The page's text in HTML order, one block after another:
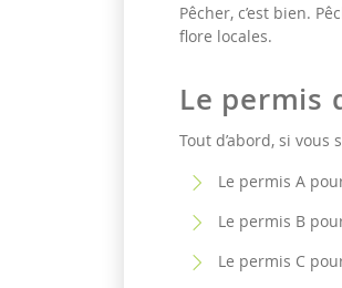
Pêcher, c’est bien.
flore locales.
Le permis
Tout d’abord, si
Le permis A
Le permis B
Le permis C